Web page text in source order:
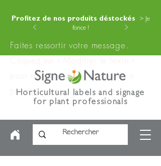
Profitez de nos produits déstockés
> Je
fonce !
Faites ressortir votre message.
Cliquez sur « Modifier le texte »
pour ajouter votre contenu à ce
paragraphe.
Horticultural labels and signage
for plant professionals